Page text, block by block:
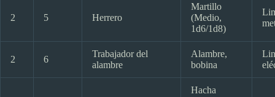
2 5 Herrero
Martillo
(Medio,
1d6/1d8)
2 6
Trabajador del
alambre
Alambre,
bobina
Hacha